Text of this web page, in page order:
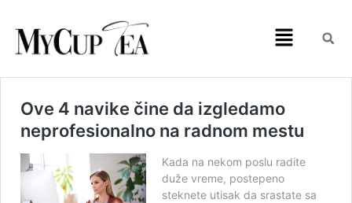
Ove 4 navike čine da izgledamo
neprofesionalno na radnom mestu
Kada na nekom poslu radite
duže vreme, postepeno
steknete utisak da srastate sa